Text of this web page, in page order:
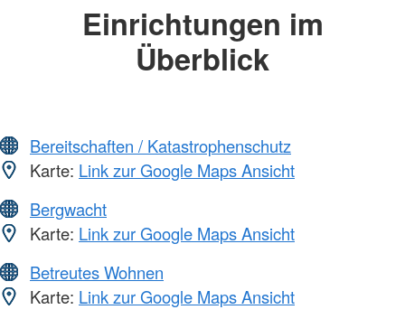
Einrichtungen im
Überblick
Bereitschaften / Katastrophenschutz
Karte: Link zur Google Maps Ansicht
Bergwacht
Karte: Link zur Google Maps Ansicht
Betreutes Wohnen
Karte: Link zur Google Maps Ansicht